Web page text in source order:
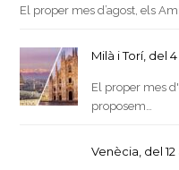
El proper mes d’agost, els
Milà i Torí, del
El proper mes
proposem…
Venècia, del